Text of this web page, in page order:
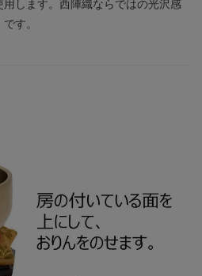
します。西陣織ならではの光沢感
す。